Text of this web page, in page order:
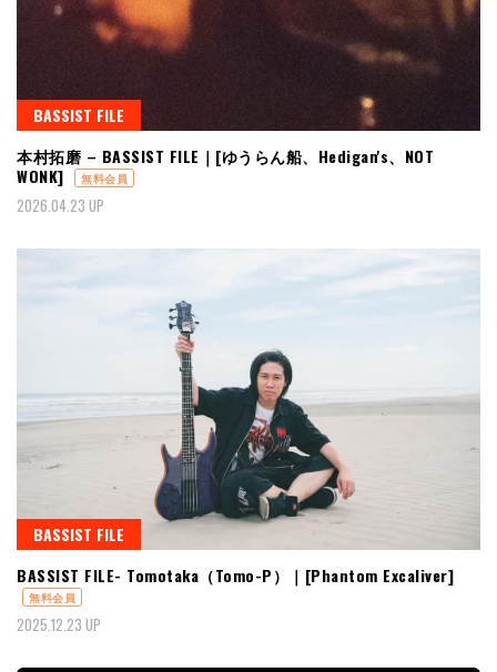
BASSIST FILE
本村拓磨 – BASSIST FILE｜[ゆうらん船、Hedigan's、NOT
WONK]
無料会員
2026.04.23 UP
BASSIST FILE
BASSIST FILE- Tomotaka（Tomo-P）｜[Phantom Excaliver]
無料会員
2025.12.23 UP